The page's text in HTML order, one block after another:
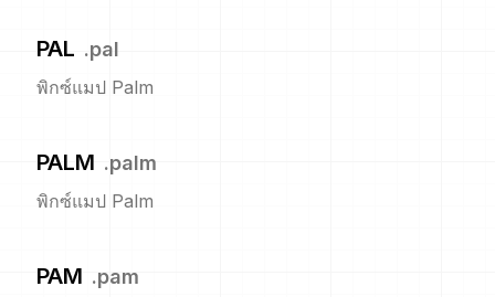
PAL .pal
พิกซ์แมป Palm
PALM .palm
พิกซ์แมป Palm
PAM .pam